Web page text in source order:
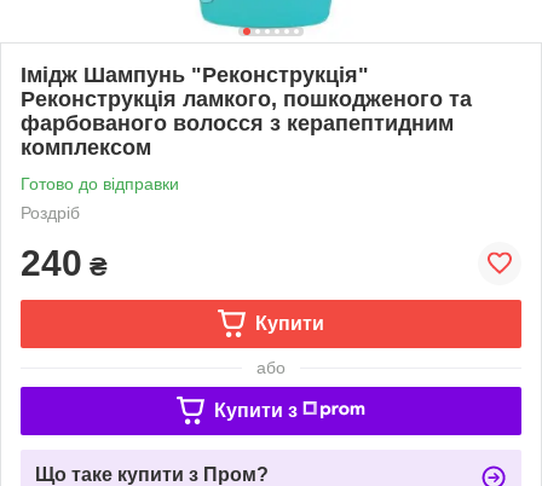
Імідж Шампунь "Реконструкція"
Реконструкція ламкого, пошкодженого та
фарбованого волосся з керапептидним
комплексом
Готово до відправки
Роздріб
240 ₴
Купити
або
Купити з
Що таке купити з Пром?